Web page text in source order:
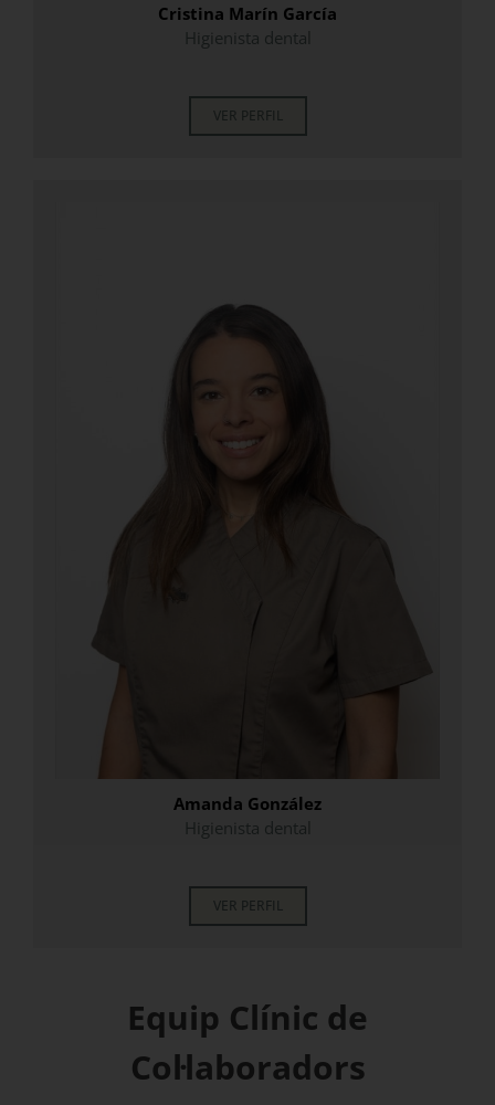
Cristina Marín García
Higienista dental
VER PERFIL
Amanda González
Higienista dental
VER PERFIL
Equip Clínic de
Col·laboradors